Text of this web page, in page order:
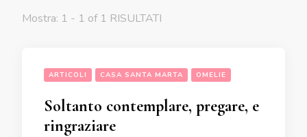
Mostra: 1 - 1 of 1 RISULTATI
ARTICOLI CASA SANTA MARTA OMELIE
Soltanto contemplare, pregare, e
ringraziare